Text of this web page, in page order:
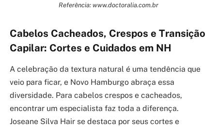
Referência: www.doctoralia.com.br
Cabelos Cacheados, Crespos e Transição
Capilar: Cortes e Cuidados em NH
A celebração da textura natural é uma tendência que
veio para ficar, e Novo Hamburgo abraça essa
diversidade. Para cabelos crespos e cacheados,
encontrar um especialista faz toda a diferença.
Joseane Silva Hair se destaca por seus cortes e